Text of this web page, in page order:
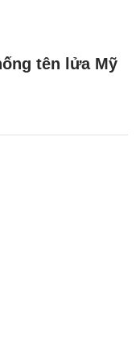
tên lửa Mỹ